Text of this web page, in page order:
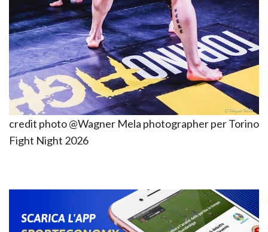
credit photo @Wagner Mela photographer per Torino
Fight Night 2026